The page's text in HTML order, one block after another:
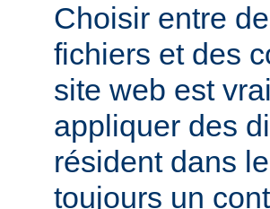
Choisir entre
fichiers et des
site web est
appliquer des
résident dans
toujours un